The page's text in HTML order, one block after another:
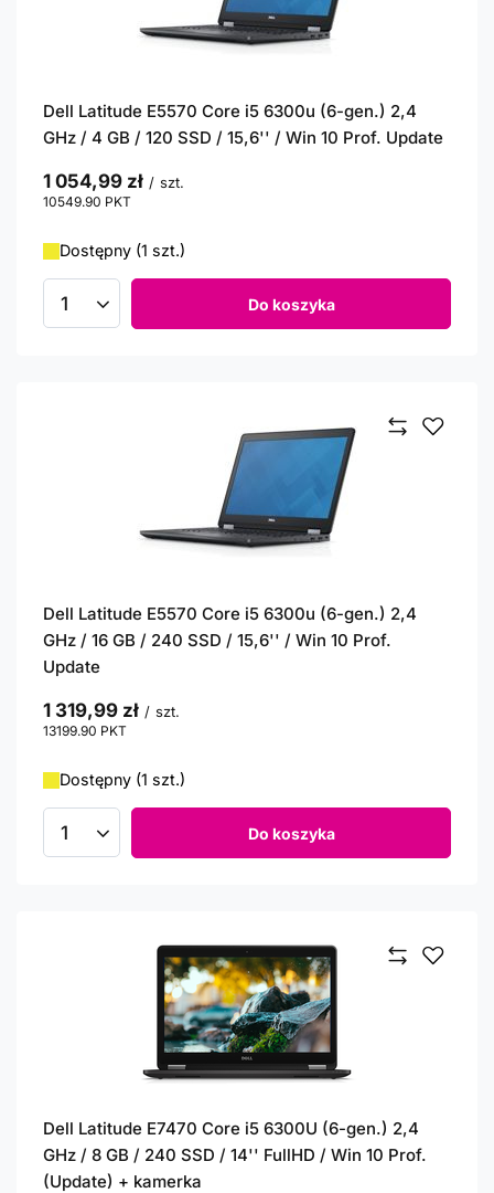
Dell Latitude E5570 Core i5 6300u (6-gen.) 2,4
GHz / 4 GB / 120 SSD / 15,6'' / Win 10 Prof. Update
1 054,99 zł / szt.
10549.90 PKT
Dostępny (1 szt.)
Ilość produktów Do koszyka
Dell Latitude E5570 Core i5 6300u (6-gen.) 2,4
GHz / 16 GB / 240 SSD / 15,6'' / Win 10 Prof.
Update
1 319,99 zł / szt.
13199.90 PKT
Dostępny (1 szt.)
Ilość produktów Do koszyka
Dell Latitude E7470 Core i5 6300U (6-gen.) 2,4
GHz / 8 GB / 240 SSD / 14'' FullHD / Win 10 Prof.
(Update) + kamerka